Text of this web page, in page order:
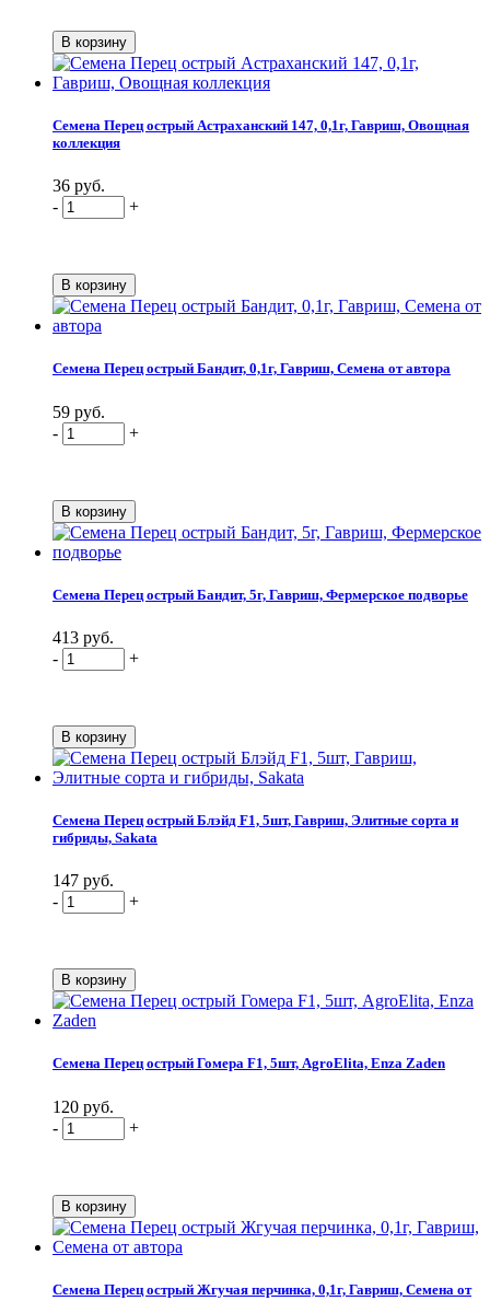
Семена Перец острый Астраханский 147, 0,1г, Гавриш, Овощная
коллекция
36 руб.
-
+
Семена Перец острый Бандит, 0,1г, Гавриш, Семена от автора
59 руб.
-
+
Семена Перец острый Бандит, 5г, Гавриш, Фермерское подворье
413 руб.
-
+
Семена Перец острый Блэйд F1, 5шт, Гавриш, Элитные сорта и
гибриды, Sakata
147 руб.
-
+
Семена Перец острый Гомера F1, 5шт, AgroElita, Enza Zaden
120 руб.
-
+
Семена Перец острый Жгучая перчинка, 0,1г, Гавриш, Семена от